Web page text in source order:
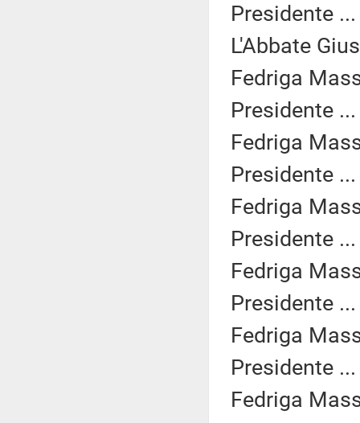
Presidente
L'Abbate
Fedriga
Presidente
Fedriga
Presidente
Fedriga
Presidente
Fedriga
Presidente
Fedriga
Presidente
Fedriga